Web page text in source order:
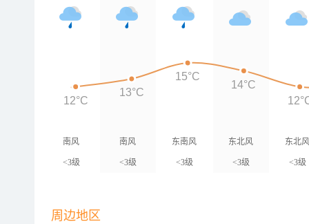
南风
<3级
南风
<3级
东南风
<3级
东北风
<3级
东北
<3级
12°C
13°C
15°C
14°C
周边地区